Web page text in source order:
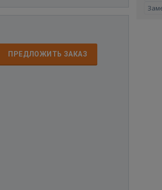
ПРЕДЛОЖИТЬ ЗАКАЗ